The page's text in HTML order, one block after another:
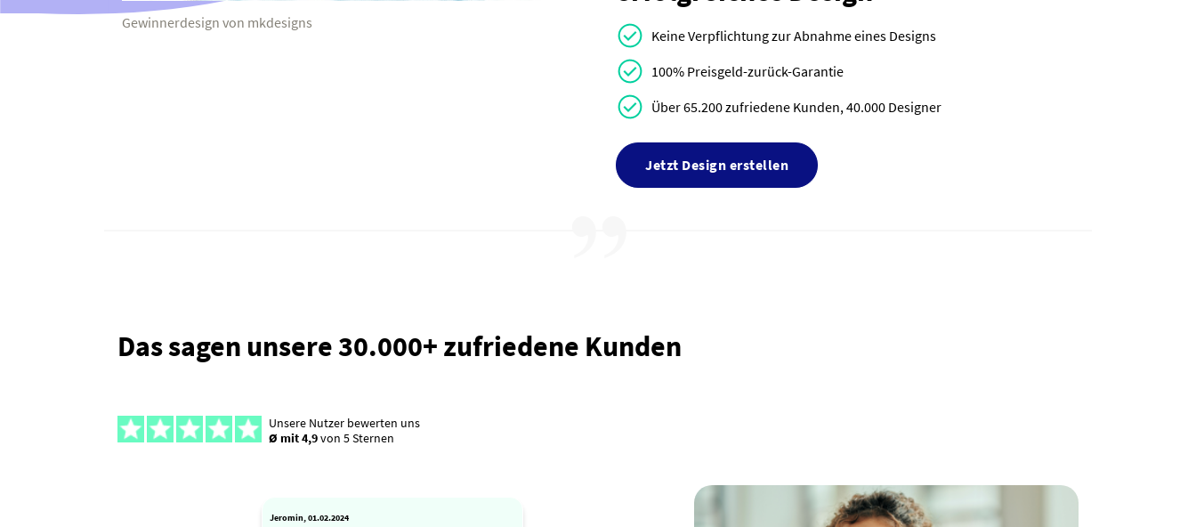
Gewinnerdesign von mkdesigns
Keine Verpflichtung zur Abnahme eines Designs
100% Preisgeld-zurück-Garantie
Über 65.200 zufriedene Kunden, 40.000 Designer
Jetzt Design erstellen
Das sagen unsere 30.000+ zufriedene Kunden
Unsere Nutzer bewerten uns
Ø mit 4,9von 5 Sternen
Jeromin, 01.02.2024